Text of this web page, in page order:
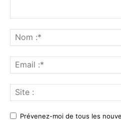
Prévenez-moi de tous les